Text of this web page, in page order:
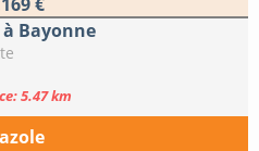
Bayonne
5.47 km